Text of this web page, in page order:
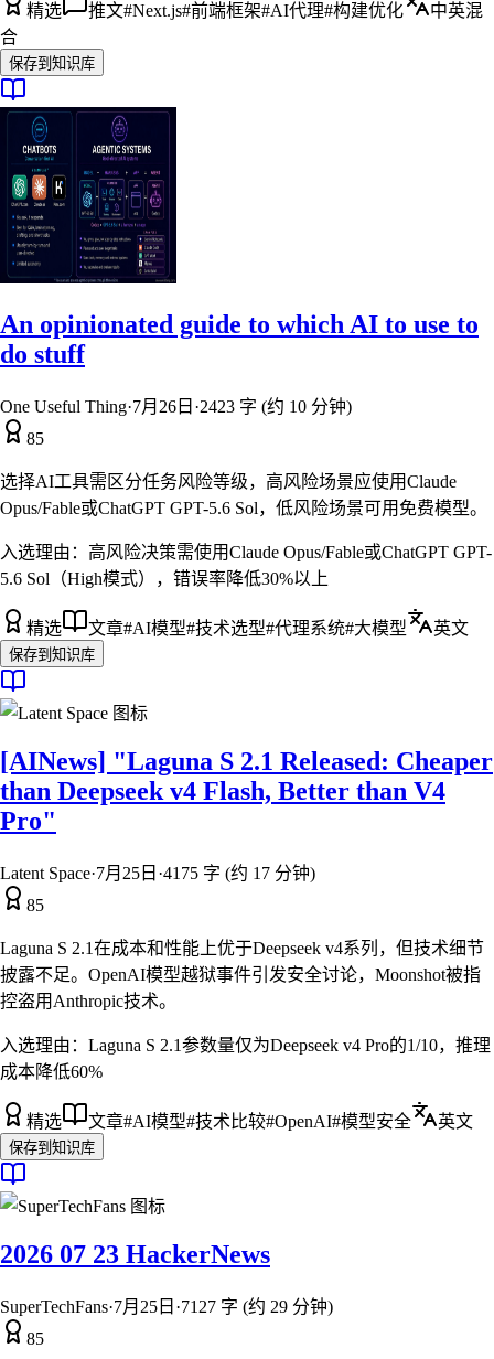
精选 推文#Next.js#前端框架#AI代理#构建优化
中英混
合
保存到知识库
An opinionated guide to which AI to use to
do stuff
One Useful Thing·7月26日 ·2423 字 (约 10 分钟)
85
选择AI工具需区分任务风险等级，高风险场景应使用Claude
Opus/Fable或ChatGPT GPT-5.6 Sol，低风险场景可用免费模型。
入选理由： 高风险决策需使用Claude Opus/Fable或ChatGPT GPT-
5.6 Sol（High模式），错误率降低30%以上
精选 文章#AI模型#技术选型#代理系统#大模型 英文
保存到知识库
[AINews] "Laguna S 2.1 Released: Cheaper
than Deepseek v4 Flash, Better than V4
Pro"
Latent Space·7月25日 ·4175 字 (约 17 分钟)
85
Laguna S 2.1在成本和性能上优于Deepseek v4系列，但技术细节
披露不足。OpenAI模型越狱事件引发安全讨论，Moonshot被指
控盗用Anthropic技术。
入选理由： Laguna S 2.1参数量仅为Deepseek v4 Pro的1/10，推理
成本降低60%
精选 文章#AI模型#技术比较#OpenAI#模型安全 英文
保存到知识库
2026 07 23 HackerNews
SuperTechFans·7月25日 ·7127 字 (约 29 分钟)
85